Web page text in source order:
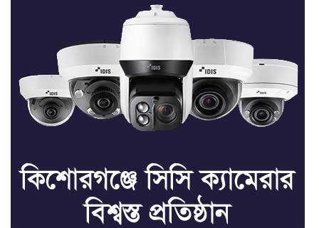
শেখ হাসিনার সঙ্গে পালানোর ফ্লাইট
কীভাবে মিস করেছিলেন সালমান এফ
রহমান
৭
ভাত রান্নার সময় নরম হয়ে গেলে কী
করবেন
৮
মৃত্যুদণ্ড বাদ না দেওয়ায়
প্রত্যক্ষদর্শীদের তথ্য দেয়নি জাতিসংঘ:
ট্রাইব্যুনালকে প্রসিকিউটর